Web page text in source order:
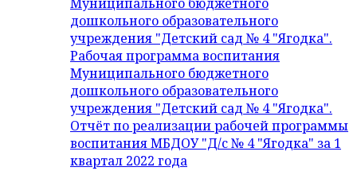
Муниципального бюджетного
дошкольного образовательного
учреждения "Детский сад № 4 "Ягодка".
Рабочая программа воспитания
Муниципального бюджетного
дошкольного образовательного
учреждения "Детский сад № 4 "Ягодка".
Отчёт по реализации рабочей программы
воспитания МБДОУ "Д/с № 4 "Ягодка" за 1
квартал 2022 года